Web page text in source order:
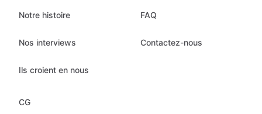
Notre histoire
Nos interviews
Ils croient en nous
FAQ
Contactez-nous
CG